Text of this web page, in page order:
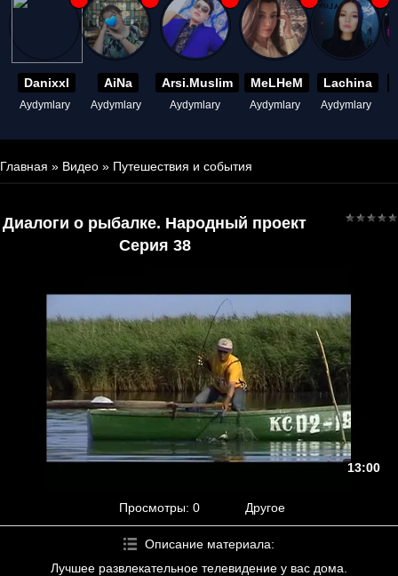
Danixxl
Aydymlary
AiNa
Aydymlary
Arsi.Muslim
Aydymlary
MeLHeM
Aydymlary
Lachina
Aydymlary
Главная » Видео » Путешествия и события
Диалоги о рыбалке. Народный проект
Серия 38
13:00
Просмотры: 0 Другое
Описание материала:
Лучшее развлекательное телевидение у вас дома.